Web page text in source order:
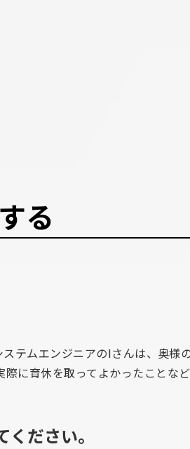
る
テムエンジニアのIさんは、奥様
に育休を取ってよかったことな
ださい。